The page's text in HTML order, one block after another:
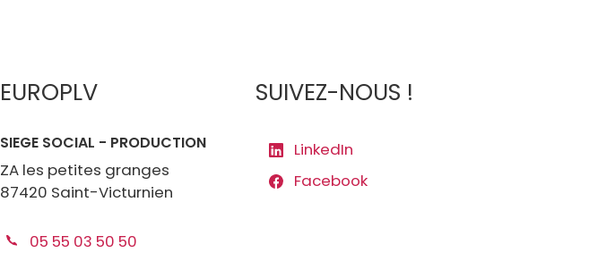
EUROPLV
SIEGE SOCIAL - PRODUCTION
ZA les petites granges
87420 Saint-Victurnien
05 55 03 50 50
SUIVEZ-NOUS !
LinkedIn
Facebook